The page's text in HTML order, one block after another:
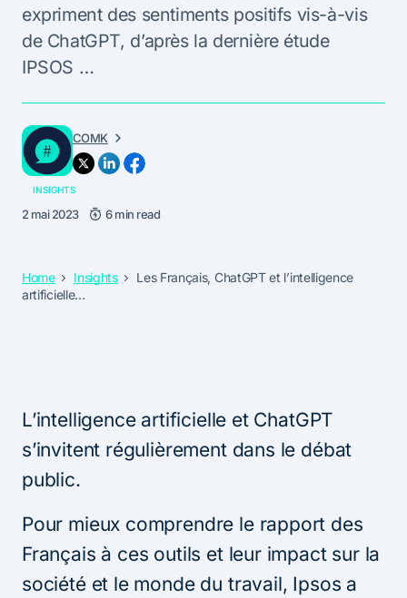
expriment des sentiments positifs vis-à-vis
de ChatGPT, d’après la dernière étude
IPSOS …
COMK
INSIGHTS
2 mai 2023 6 min read
Home Insights
Les Français, ChatGPT et l’intelligence
artificielle…
L’intelligence artificielle et ChatGPT
s’invitent régulièrement dans le débat
public.
Pour mieux comprendre le rapport des
Français à ces outils et leur impact sur la
société et le monde du travail, Ipsos a